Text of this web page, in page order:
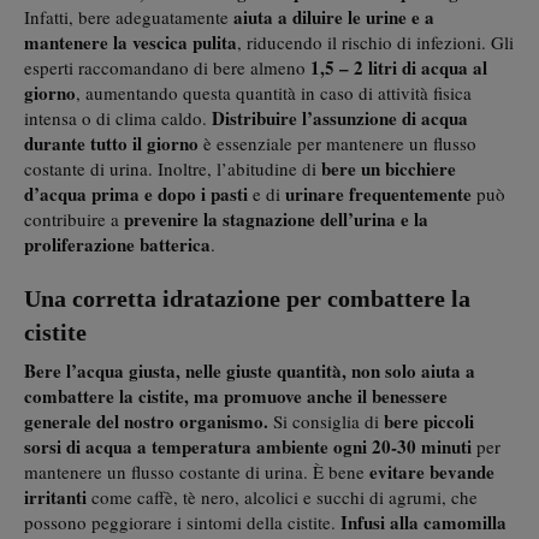
Infatti, bere adeguatamente aiuta a diluire le urine e a
mantenere la vescica pulita, riducendo il rischio di infezioni. Gli
esperti raccomandano di bere almeno 1,5 – 2 litri di acqua al
giorno, aumentando questa quantità in caso di attività fisica
intensa o di clima caldo. Distribuire l’assunzione di acqua
durante tutto il giorno è essenziale per mantenere un flusso
costante di urina. Inoltre, l’abitudine di bere un bicchiere
d’acqua prima e dopo i pasti e di urinare frequentemente può
contribuire a prevenire la stagnazione dell’urina e la
proliferazione batterica.
Una corretta idratazione per combattere la
cistite
Bere l’acqua giusta, nelle giuste quantità, non solo aiuta a
combattere la cistite, ma promuove anche il benessere
generale del nostro organismo. Si consiglia di bere piccoli
sorsi di acqua a temperatura ambiente ogni 20-30 minuti per
mantenere un flusso costante di urina. È bene evitare bevande
irritanti come caffè, tè nero, alcolici e succhi di agrumi, che
possono peggiorare i sintomi della cistite. Infusialla camomilla